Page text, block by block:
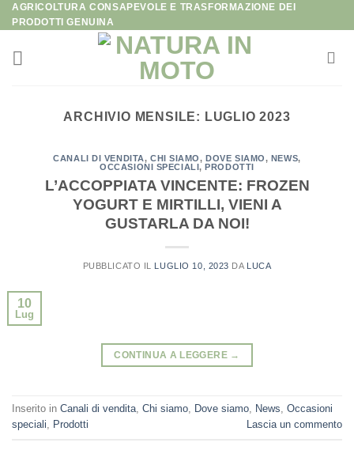
Salta
ai
contenuti
AGRICOLTURA CONSAPEVOLE E TRASFORMAZIONE DEI
PRODOTTI GENUINA
ARCHIVIO MENSILE: LUGLIO 2023
CANALI DI VENDITA, CHI SIAMO,DOVE SIAMO, NEWS,
OCCASIONI SPECIALI,PRODOTTI
L’ACCOPPIATA VINCENTE: FROZEN
YOGURT E MIRTILLI, VIENI A
GUSTARLA DA NOI!
PUBBLICATO IL LUGLIO 10, 2023 DA LUCA
10
Lug
CONTINUA A LEGGERE →
Inserito in Canali di vendita Chi siamo Dove siamo News Occasioni
speciali
Prodotti Lascia un commento